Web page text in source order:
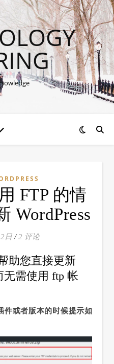
FTP 的情
WordPress
日 / 2 评论
助您直接更新
无需使用 ftp 帐